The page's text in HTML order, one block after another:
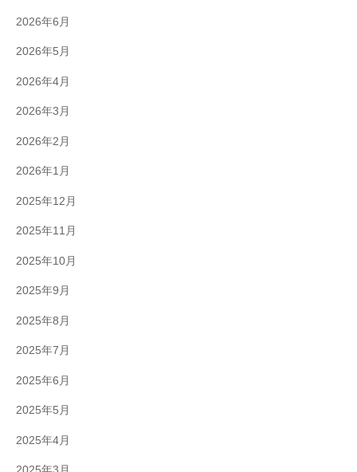
2026年6月
2026年5月
2026年4月
2026年3月
2026年2月
2026年1月
2025年12月
2025年11月
2025年10月
2025年9月
2025年8月
2025年7月
2025年6月
2025年5月
2025年4月